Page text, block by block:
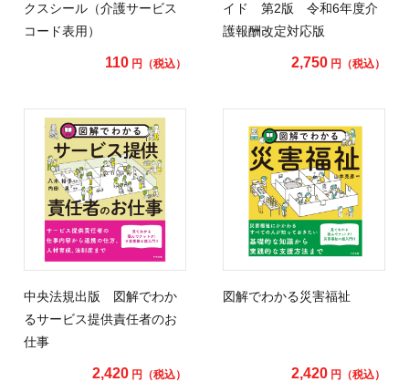
クスシール（介護サービス
コード表用）
110円（税込）
イド 第2版 令和6年度介
護報酬改定対応版
2,750 円（税込）
中央法規出版 図解でわか
るサービス提供責任者のお
仕事
2,420円（税込）
図解でわかる災害福祉
2,420 円（税込）